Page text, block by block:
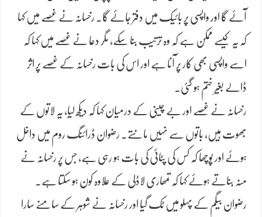
آئے گا اور واپسی پر بائیک میں دفتر جائے گا۔ رخسانہ نے غصے میں کہا
کہ یہ کیسے ممکن ہے کہ وہ ترتیب بنا سکے، مگر دعا نے غصے میں کہا کہ
اسے واپسی بھی کار پر آنا ہے اور اس کی بات رخسانہ کے غصے پر اثر
ڈالے بغیر ختم ہو گئی۔
رخسانہ نے غصے اور بے چینی کے درمیان کہا کہ دیکھ لیا، یہ لاتوں کے
بھوت ہیں، باتوں سے نہیں مانتے۔ رضوان ڈرائنگ روم میں داخل
ہوئے اور پوچھا کہ کس کی پٹائی کی بات ہو رہی ہے، جس پر رخسانہ نے
منہ بناتے ہوئے کہا کہ تمھاری لاڈلی کے علاوہ کون ہو سکتا ہے۔
رضوان بیگم کے پہلو میں ٹک گیا اور رخسانہ نے شوہر کے سامنے سارا